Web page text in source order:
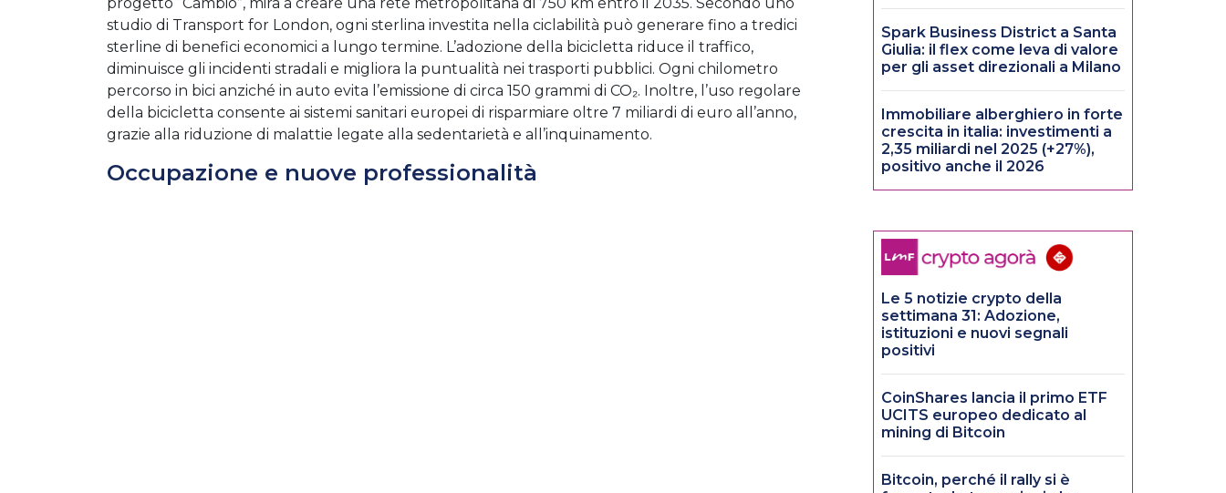
studio di Transport for London, ogni sterlina investita nella ciclabilità può generare fino a tredici
sterline di benefici economici a lungo termine. L’adozione della bicicletta riduce il traffico,
diminuisce gli incidenti stradali e migliora la puntualità nei trasporti pubblici. Ogni chilometro
percorso in bici anziché in auto evita l’emissione di circa 150 grammi di CO₂. Inoltre, l’uso regolare
della bicicletta consente ai sistemi sanitari europei di risparmiare oltre 7 miliardi di euro all’anno,
grazie alla riduzione di malattie legate alla sedentarietà e all’inquinamento.
Occupazione e nuove professionalità
Spark Business District a Santa
Giulia: il flex come leva di valore
per gli asset direzionali a Milano
Immobiliare alberghiero in forte
crescita in italia: investimenti a
2,35 miliardi nel 2025 (+27%),
positivo anche il 2026
Le 5 notizie crypto della
settimana 31: Adozione,
istituzioni e nuovi segnali
positivi
CoinShares lancia il primo ETF
UCITS europeo dedicato al
mining di Bitcoin
Bitcoin, perché il rally si è